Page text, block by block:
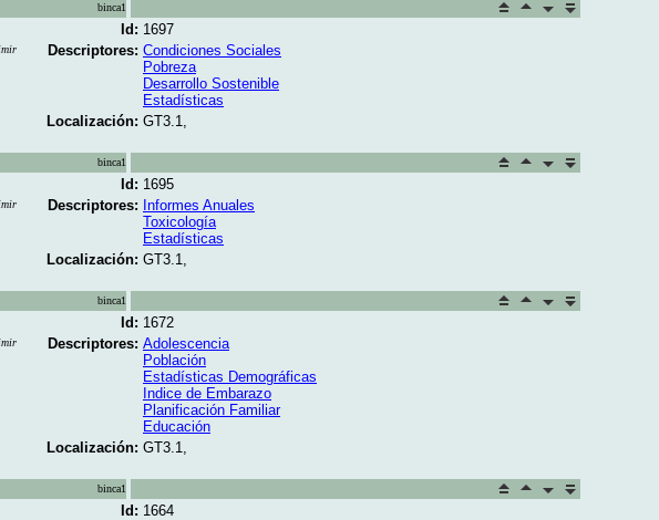
binca1
Id: 1697
Descriptores: Condiciones Sociales
Pobreza
Desarrollo Sostenible
Estadísticas
Localización: GT3.1,
binca1
Id: 1695
Descriptores: Informes Anuales
Toxicología
Estadísticas
Localización: GT3.1,
binca1
Id: 1672
Descriptores: Adolescencia
Población
Estadísticas Demográficas
Indice de Embarazo
Planificación Familiar
Educación
Localización: GT3.1,
binca1
Id: 1664